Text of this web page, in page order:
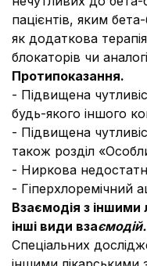
пацієнтів, яким
як додаткова
блокаторів чи
Протипоказання.
- Підвищена
будь-якого іншого
- Підвищена
також розділ
- Ниркова
- Гіперхлоремічний
Взаємодія з іншими
інші види взаємодій.
Спеціальних